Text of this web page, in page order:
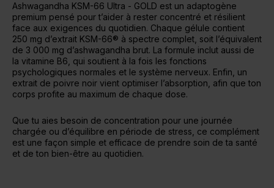
Ashwagandha KSM-66 Ultra - GOLD est un adaptogène
premium pensé pour t’aider à rester concentré et résilient
face aux exigences du quotidien. Chaque gélule contient
250 mg d’extrait KSM-66® à spectre complet, soit l’équivalent
de 3 000 mg d’ashwagandha brut. La formule inclut aussi de
la vitamine B6, qui soutient à la fois les fonctions
psychologiques normales et le système nerveux. Enfin, un
extrait de poivre noir vient optimiser l’absorption, afin que ton
corps profite au maximum de chaque dose.
Que tu aies besoin de concentration pour une journée
chargée ou d’équilibre en période de stress, ce complément
est une façon simple et efficace de prendre soin de ta santé
et de ton bien-être au quotidien.